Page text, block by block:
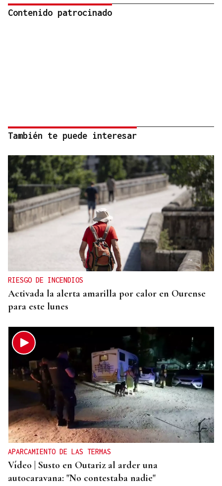
Contenido patrocinado
También te puede interesar
RIESGO DE INCENDIOS
Activada la alerta amarilla por calor en Ourense
para este lunes
APARCAMIENTO DE LAS TERMAS
Vídeo | Susto en Outariz al arder una
autocaravana: "No contestaba nadie"